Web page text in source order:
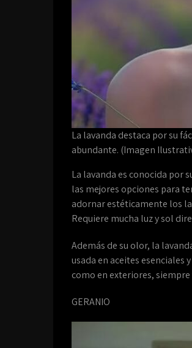
La lavanda destaca por su
abundante. (Imagen
La lavanda es conocida por
las mejores opciones para
adornar estéticamente los
Requiere mucha luz y sol
Además de su olor, la
usada en aceites esenciales
como en exteriores,
GERANIO